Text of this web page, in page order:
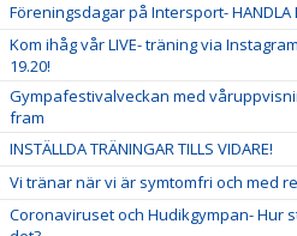
Föreningsdagar på Intersport- HANDLA
Kom ihåg vår LIVE- träning via
19.20!
Gympafestivalveckan med
fram
INSTÄLLDA TRÄNINGAR TILLS VIDARE!
Vi tränar när vi är symtomfri och med
Coronaviruset och Hudikgympan- Hur